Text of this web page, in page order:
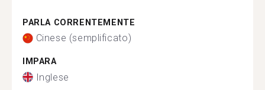
PARLA CORRENTEMENTE
Cinese (semplificato)
IMPARA
Inglese